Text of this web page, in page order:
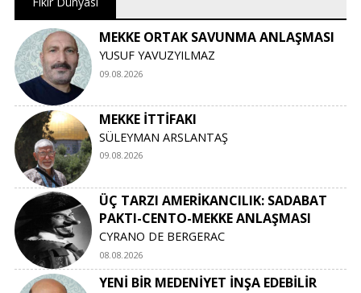
MEKKE ORTAK SAVUNMA ANLAŞMASI
YUSUF YAVUZYILMAZ
09.08.2026
MEKKE İTTİFAKI
SÜLEYMAN ARSLANTAŞ
09.08.2026
ÜÇ TARZI AMERİKANCILIK: SADABAT
PAKTI-CENTO-MEKKE ANLAŞMASI
CYRANO DE BERGERAC
08.08.2026
YENİ BİR MEDENİYET İNŞA EDEBİLİR